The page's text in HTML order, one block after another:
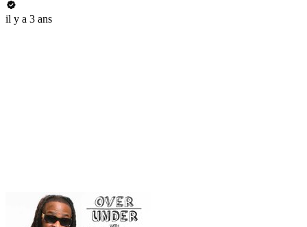
il y a 3 ans